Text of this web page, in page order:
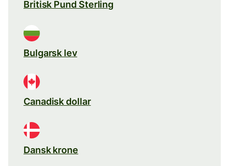
Britisk Pund Sterling
Bulgarsk lev
Canadisk dollar
Dansk krone